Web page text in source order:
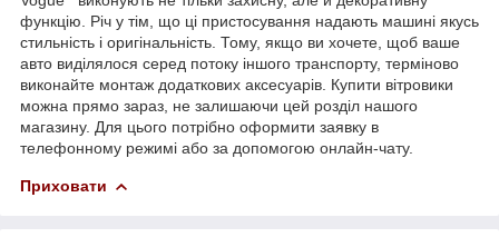
функцію. Річ у тім, що ці пристосування надають машині якусь
стильність і оригінальність. Тому, якщо ви хочете, щоб ваше
авто виділялося серед потоку іншого транспорту, терміново
виконайте монтаж додаткових аксесуарів. Купити вітровики
можна прямо зараз, не залишаючи цей розділ нашого
магазину. Для цього потрібно оформити заявку в
телефонному режимі або за допомогою онлайн-чату.
Приховати